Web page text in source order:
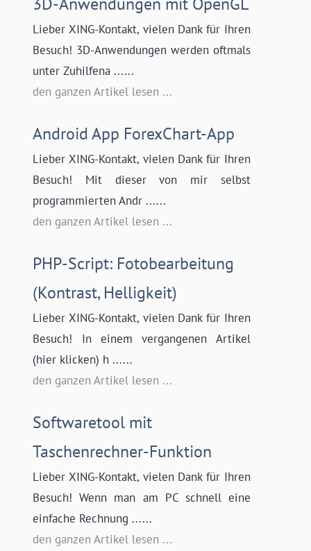
Lieber XING-Kontakt, vielen Dank für Ihren
Besuch! 3D-Anwendungen werden oftmals
unter Zuhilfena ......
den ganzen Artikel lesen ...
Android App ForexChart-App
Lieber XING-Kontakt, vielen Dank für Ihren
Besuch! Mit dieser von mir selbst
programmierten Andr ......
den ganzen Artikel lesen ...
PHP-Script: Fotobearbeitung
(Kontrast, Helligkeit)
Lieber XING-Kontakt, vielen Dank für Ihren
Besuch! In einem vergangenen Artikel
(hier klicken) h ......
den ganzen Artikel lesen ...
Softwaretool mit
Taschenrechner-Funktion
Lieber XING-Kontakt, vielen Dank für Ihren
Besuch! Wenn man am PC schnell eine
einfache Rechnung ......
den ganzen Artikel lesen ...